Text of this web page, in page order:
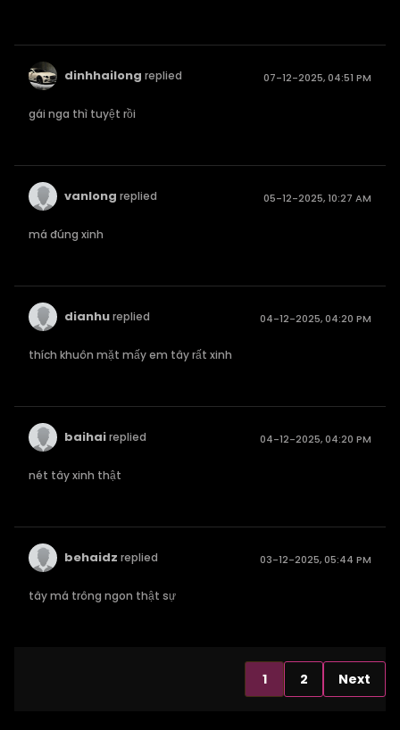
dinhhailong replied 07-12-2025, 04:51 PM
gái nga thì tuyệt rồi
vanlong replied 05-12-2025, 10:27 AM
má đúng xinh
dianhureplied 04-12-2025, 04:20 PM
thích khuôn mặt mấy em tây rất xinh
baihaireplied 04-12-2025, 04:20 PM
nét tây xinh thật
behaidz replied 03-12-2025, 05:44 PM
tây má trông ngon thật sự
1 2 Next